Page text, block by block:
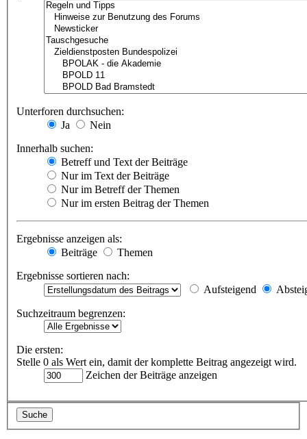
Unterforen durchsuchen:
Ja
Nein
Innerhalb suchen:
Betreff und Text der Beiträge
Nur im Text der Beiträge
Nur im Betreff der Themen
Nur im ersten Beitrag der Themen
Ergebnisse anzeigen als:
Beiträge
Themen
Ergebnisse sortieren nach:
Aufsteigend
Suchzeitraum begrenzen:
Die ersten:
Stelle 0 als Wert ein, damit der komplette Beitrag angezeigt wird.
Zeichen der Beiträge anzeigen